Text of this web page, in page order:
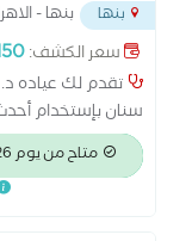
بنها
بنها -
لمسجد...
سعر الكشف:
تقدم لك عياده
سنان بإستخدام
العلاجيه كامله
وطرق مكافحة العدوي
الاسنان كليه
متاح من يوم 2026-08-08